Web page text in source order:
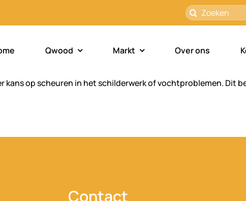
Zoeken
naar:
Qwood Markt Over ons
kans op scheuren in het schilderwerk of vochtproblemen. Dit
Contact